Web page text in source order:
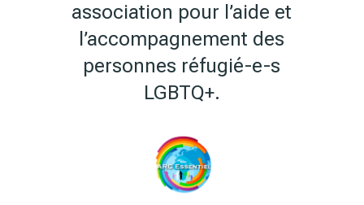
association pour l’aide et
l’accompagnement des
personnes réfugié-e-s
LGBTQ+.